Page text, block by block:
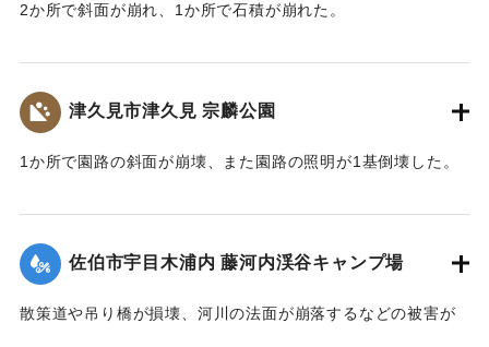
2か所で斜面が崩れ、1か所で石積が崩れた。
｜固有コード:01204080
津久見市津久見 宗麟公園
1か所で園路の斜面が崩壊、また園路の照明が1基倒壊した。
｜固有コード:01204081
佐伯市宇目木浦内 藤河内渓谷キャンプ場
散策道や吊り橋が損壊、河川の法面が崩落するなどの被害が